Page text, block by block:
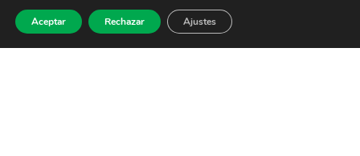
Aceptar Rechazar Ajustes